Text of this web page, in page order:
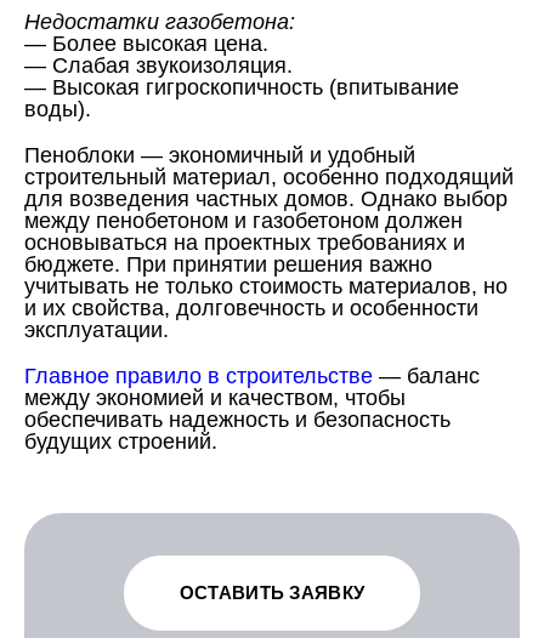
Недостатки газобетона:
— Более высокая цена.
— Слабая звукоизоляция.
— Высокая гигроскопичность (впитывание
воды).
Пеноблоки — экономичный и удобный
строительный материал, особенно подходящий
для возведения частных домов. Однако выбор
между пенобетоном и газобетоном должен
основываться на проектных требованиях и
бюджете. При принятии решения важно
учитывать не только стоимость материалов, но
и их свойства, долговечность и особенности
эксплуатации.
Главное правило в строительстве — баланс
между экономией и качеством, чтобы
обеспечивать надежность и безопасность
будущих строений.
ОСТАВИТЬ ЗАЯВКУ